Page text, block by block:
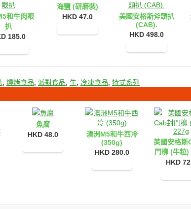
和牛肉眼
扒
185.0
海鹽 (研磨裝)
HKD 47.0
美國安格斯斧頭扒
(CAB).
HKD 498.0
燒烤食品 派對食品 牛 冷凍食品 特式系列
魚腐
HKD 48.0
澳洲M5和牛西冷
(350g)
HKD 280.0
美國安格斯
門柳 (牛粒
HKD